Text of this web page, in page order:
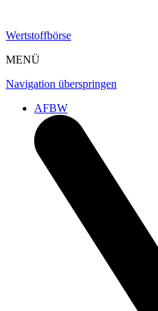
Wertstoffbörse
MENÜ
Navigation überspringen
AFBW